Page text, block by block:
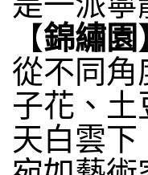
【錦繡園
從不同角
子花、
天白雲